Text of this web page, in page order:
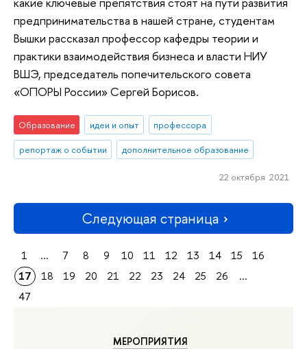
МЕРОПРИЯТИЯ
предпринимательства в нашей стране, студентам
Вышки рассказал профессор кафедры теории и
практики взаимодействия бизнеса и власти НИУ
ВШЭ, председатель попечительского совета
«ОПОРЫ России» Сергей Борисов.
Образование идеи и опыт
профессора
репортаж о событии
дополнительное образование
22 октября 2021
Следующая страница
1 ... 7 8 9 10 11 12 13 14 15
16
17
18 19 20 21 22 23 24 25 26
...
47